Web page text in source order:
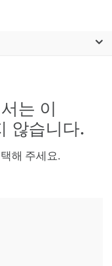
는 이
않습니다.
해 주세요.
인하실 수
유전 및 희귀 질환
구